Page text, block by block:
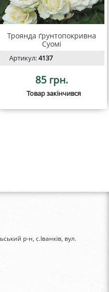
Троянда ґрунтопокривна
Суомі
Артикул:4137
85 грн.
Товар закінчився
р-н, с.Іванків, вул.